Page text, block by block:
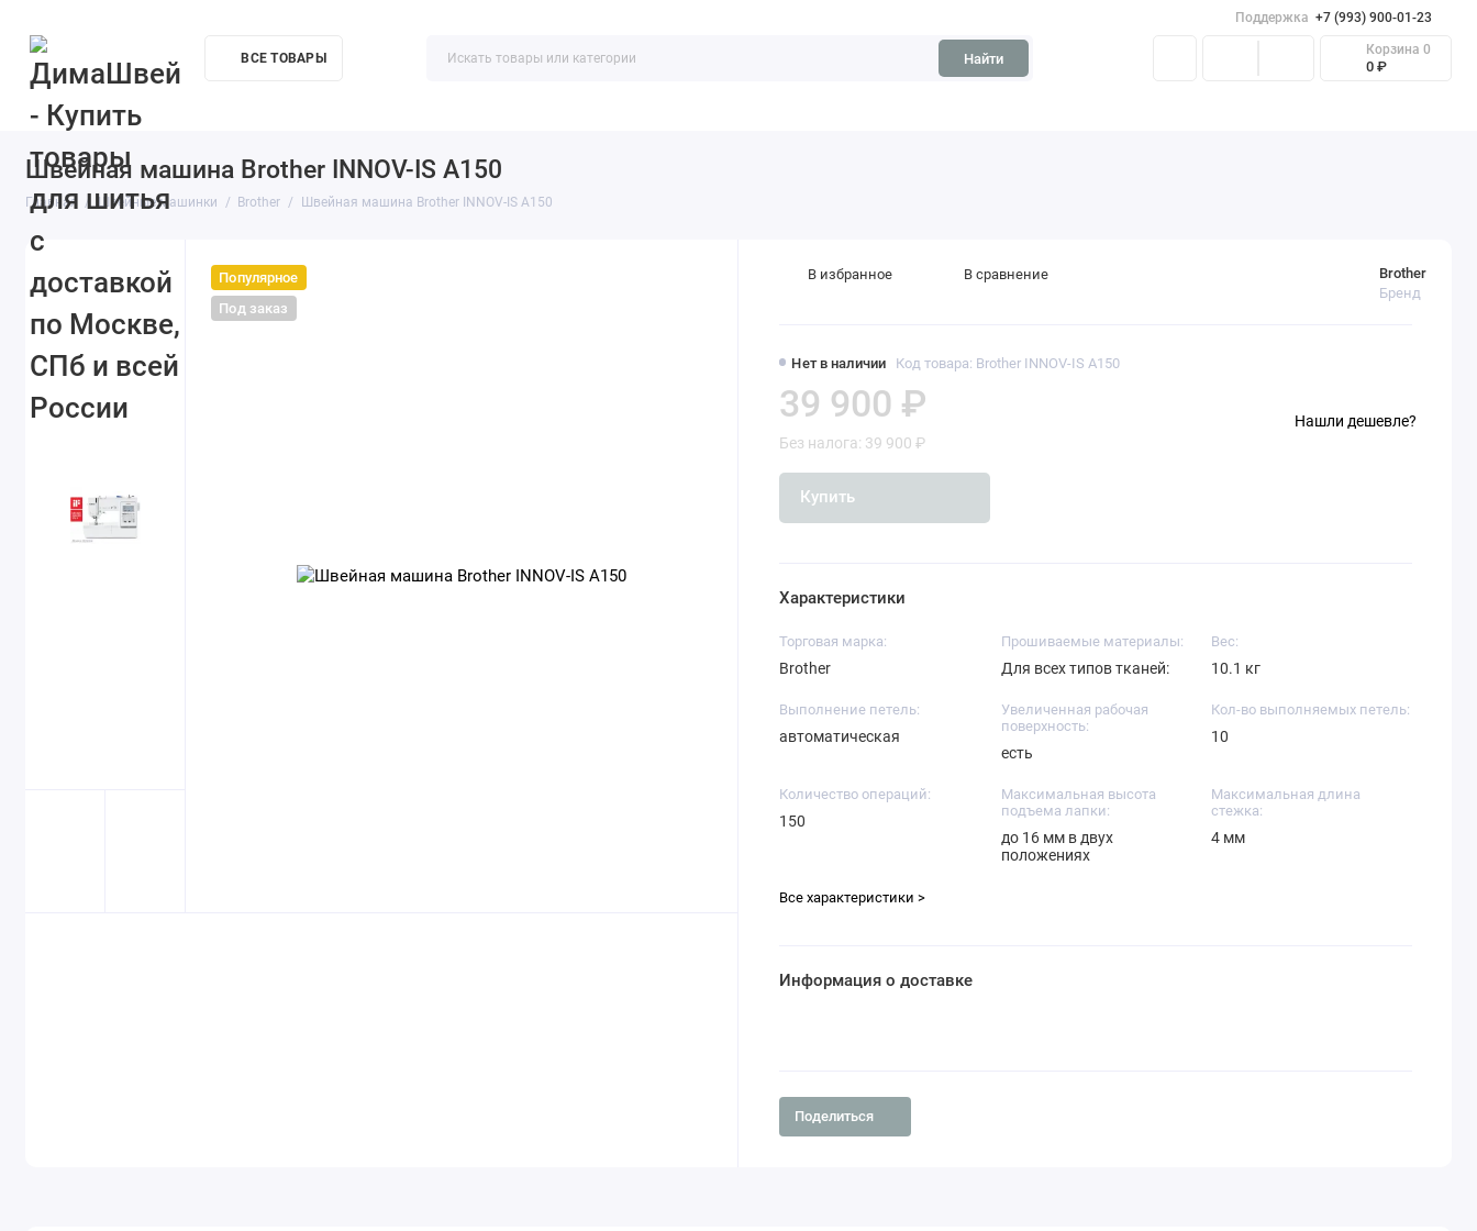
Поддержка +7 (993) 900-01-23
ВСЕ ТОВАРЫ Найти
Корзина 0
0 ₽
Акции О компании
Швейная машина Brother INNOV-IS A150
Главная Швейные машинки Brother Швейная машина Brother INNOV-IS A150
Популярное
Под заказ
Нет в наличии Код товара: Brother INNOV-IS A150
Brother
Бренд
39 900 ₽
Без налога: 39 900 ₽
Купить
Нашли дешевле?
В избранное В сравнение
Характеристики
Торговая марка:
Brother
Прошиваемые материалы:
Для всех типов тканей:
Вес:
10.1 кг
Выполнение петель:
автоматическая
Увеличенная рабочая
поверхность:
есть
Кол-во выполняемых петель:
10
Количество операций:
150
Максимальная высота
подъема лапки:
до 16 мм в двух
положениях
Максимальная длина
стежка:
4 мм
Все характеристики >
Информация о доставке
Поделиться